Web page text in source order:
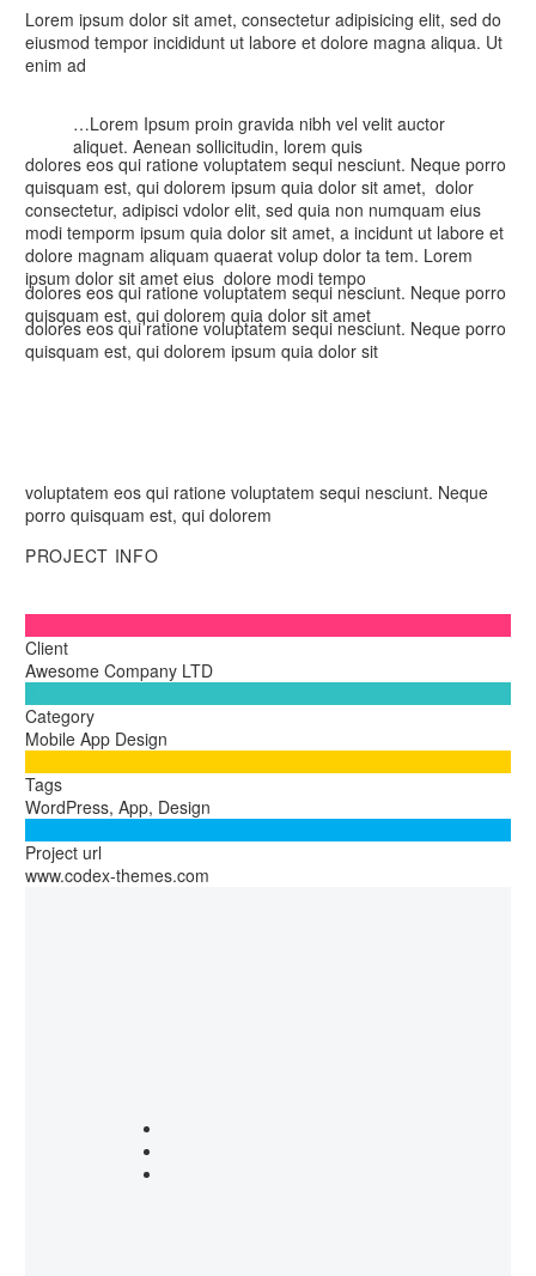
Lorem ipsum dolor sit amet, consectetur adipisicing elit, sed do
eiusmod tempor incididunt ut labore et dolore magna aliqua. Ut
enim ad
…Lorem Ipsum proin gravida nibh vel velit auctor
aliquet. Aenean sollicitudin, lorem quis
dolores eos qui ratione voluptatem sequi nesciunt. Neque porro
quisquam est, qui dolorem ipsum quia dolor sit amet, dolor
consectetur, adipisci vdolor elit, sed quia non numquam eius
modi temporm ipsum quia dolor sit amet, a incidunt ut labore et
dolore magnam aliquam quaerat volup dolor ta tem. Lorem
ipsum dolor sit amet eius dolore modi tempo
dolores eos qui ratione voluptatem sequi nesciunt. Neque porro
quisquam est, qui dolorem quia dolor sit amet
dolores eos qui ratione voluptatem sequi nesciunt. Neque porro
quisquam est, qui dolorem ipsum quia dolor sit
voluptatem eos qui ratione voluptatem sequi nesciunt. Neque
porro quisquam est, qui dolorem
PROJECT INFO
Client
Awesome Company LTD
Category
Mobile App Design
Tags
WordPress, App, Design
Project url
www.codex-themes.com